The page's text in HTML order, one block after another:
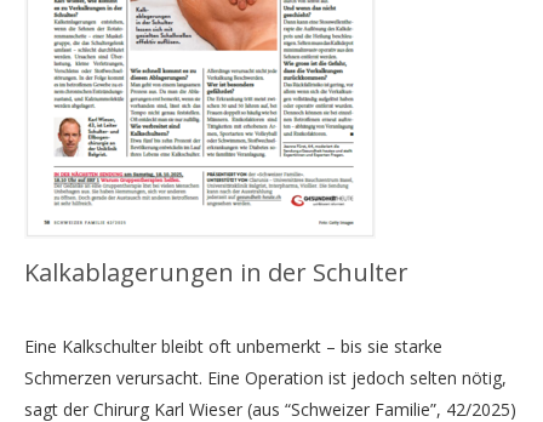
Kalkablagerungen in der Schulter
Eine Kalkschulter bleibt oft unbemerkt – bis sie starke
Schmerzen verursacht. Eine Operation ist jedoch selten nötig,
sagt der Chirurg Karl Wieser (aus “Schweizer Familie”, 42/2025)